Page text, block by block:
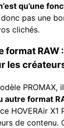
qu’une
pas une
clichés.
format RAW
les
PROMAX, il
autre format
HOVERAir X1
de contenu.